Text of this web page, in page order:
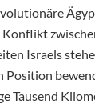
Konflikt
Israels
Tausend